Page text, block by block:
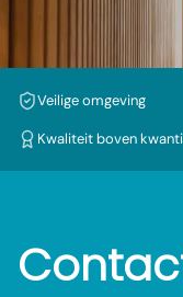
Veilige omgeving
Kwaliteit boven